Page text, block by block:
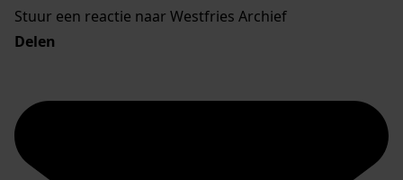
Stuur een reactie naar Westfries Archief
Delen